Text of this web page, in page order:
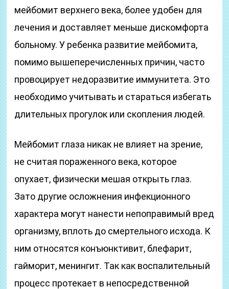
мейбомит верхнего века, более удобен для
лечения и доставляет меньше дискомфорта
больному. У ребенка развитие мейбомита,
помимо вышеперечисленных причин, часто
провоцирует недоразвитие иммунитета. Это
необходимо учитывать и стараться избегать
длительных прогулок или скопления людей.
Мейбомит глаза никак не влияет на зрение,
не считая пораженного века, которое
опухает, физически мешая открыть глаз.
Зато другие осложнения инфекционного
характера могут нанести непоправимый вред
организму, вплоть до смертельного исхода. К
ним относятся конъюнктивит, блефарит,
гайморит, менингит. Так как воспалительный
процесс протекает в непосредственной